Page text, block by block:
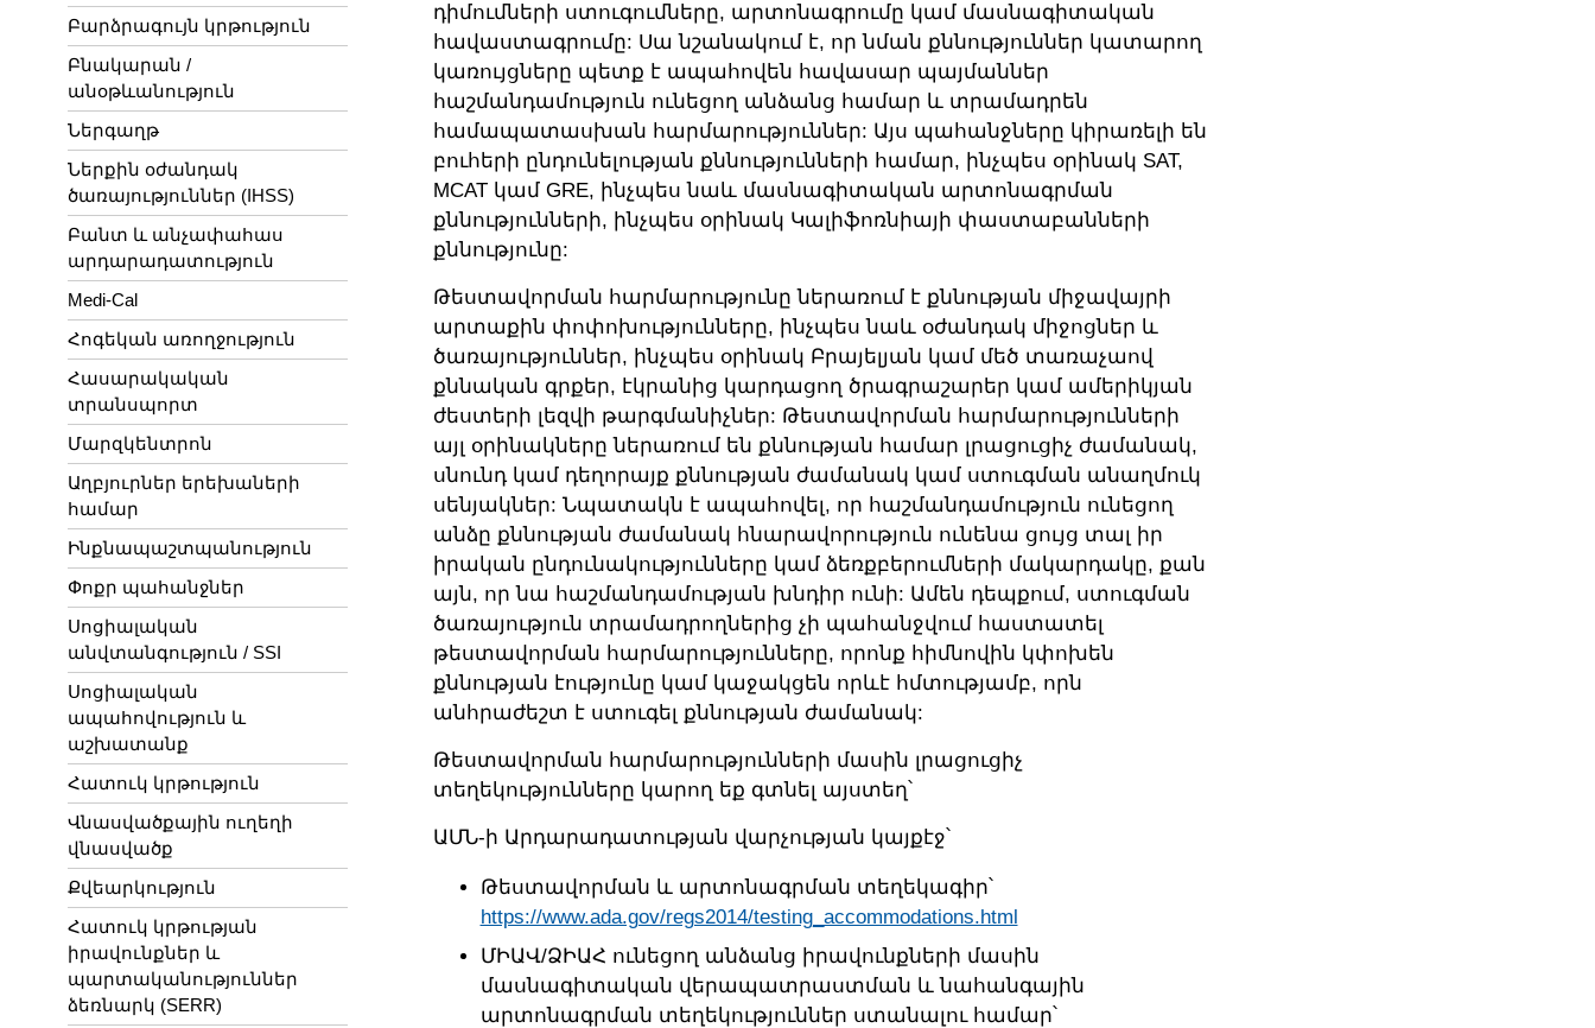
Բարձրագույն կրթություն
Բնակարան /
անօթևանություն
Ներգաղթ
Ներքին օժանդակ
ծառայություններ (IHSS)
Բանտ և անչափահաս
արդարադատություն
Medi-Cal
Հոգեկան առողջություն
Հասարակական
տրանսպորտ
Մարզկենտրոն
Աղբյուրներ երեխաների
համար
Ինքնապաշտպանություն
Փոքր պահանջներ
Սոցիալական
անվտանգություն / SSI
Սոցիալական
ապահովություն և
աշխատանք
Հատուկ կրթություն
Վնասվածքային ուղեղի
վնասվածք
Քվեարկություն
Հատուկ կրթության
իրավունքներ և
պարտականություններ
ձեռնարկ (SERR)
դիմումների ստուգումները, արտոնագրումը կամ մասնագիտական
հավաստագրումը: Սա նշանակում է, որ նման քննություններ կատարող
կառույցները պետք է ապահովեն հավասար պայմաններ
հաշմանդամություն ունեցող անձանց համար և տրամադրեն
համապատասխան հարմարություններ: Այս պահանջները կիրառելի են
բուհերի ընդունելության քննությունների համար, ինչպես օրինակ SAT,
MCAT կամ GRE, ինչպես նաև մասնագիտական արտոնագրման
քննությունների, ինչպես օրինակ Կալիֆոռնիայի փաստաբանների
քննությունը:
Թեստավորման հարմարությունը ներառում է քննության միջավայրի
արտաքին փոփոխությունները, ինչպես նաև օժանդակ միջոցներ և
ծառայություններ, ինչպես օրինակ Բրայելյան կամ մեծ տառաչաով
քննական գրքեր, էկրանից կարդացող ծրագրաշարեր կամ ամերիկյան
ժեստերի լեզվի թարգմանիչներ: Թեստավորման հարմարությունների
այլ օրինակները ներառում են քննության համար լրացուցիչ ժամանակ,
սնունդ կամ դեղորայք քննության ժամանակ կամ ստուգման անաղմուկ
սենյակներ: Նպատակն է ապահովել, որ հաշմանդամություն ունեցող
անձը քննության ժամանակ հնարավորություն ունենա ցույց տալ իր
իրական ընդունակությունները կամ ձեռքբերումների մակարդակը, քան
այն, որ նա հաշմանդամության խնդիր ունի: Ամեն դեպքում, ստուգման
ծառայություն տրամադրողներից չի պահանջվում հաստատել
թեստավորման հարմարությունները, որոնք հիմնովին կփոխեն
քննության էությունը կամ կաջակցեն որևէ հմտությամբ, որն
անհրաժեշտ է ստուգել քննության ժամանակ:
Թեստավորման հարմարությունների մասին լրացուցիչ
տեղեկությունները կարող եք գտնել այստեղ՝
ԱՄՆ-ի Արդարադատության վարչության կայքէջ՝
Թեստավորման և արտոնագրման տեղեկագիր՝
https://www.ada.gov/regs2014/testing_accommodations.html
ՄԻԱՎ/ՁԻԱՀ ունեցող անձանց իրավունքների մասին
մասնագիտական վերապատրաստման և նահանգային
արտոնագրման տեղեկություններ ստանալու համար՝